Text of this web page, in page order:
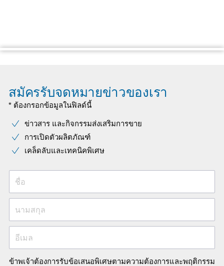
สมัครรับจดหมายข่าวของเรา
* ต้องกรอกข้อมูลในฟิลด์นี้
ข่าวสาร และกิจกรรมส่งเสริมการขาย
การเปิดตัวผลิตภัณฑ์
เคล็ดลับและเทคนิคพิเศษ
ชื่อ
นามสกุล
อีเมล
ข้าพเจ้าต้องการรับข้อเสนอพิเศษตามความต้องการและพฤติกรรม